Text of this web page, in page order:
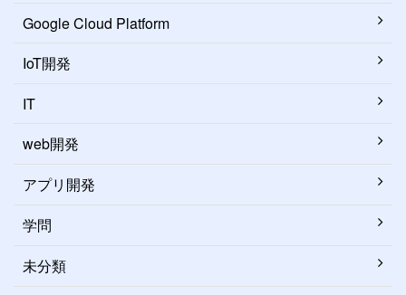
Google Cloud Platform
IoT開発
IT
web開発
アプリ開発
学問
未分類